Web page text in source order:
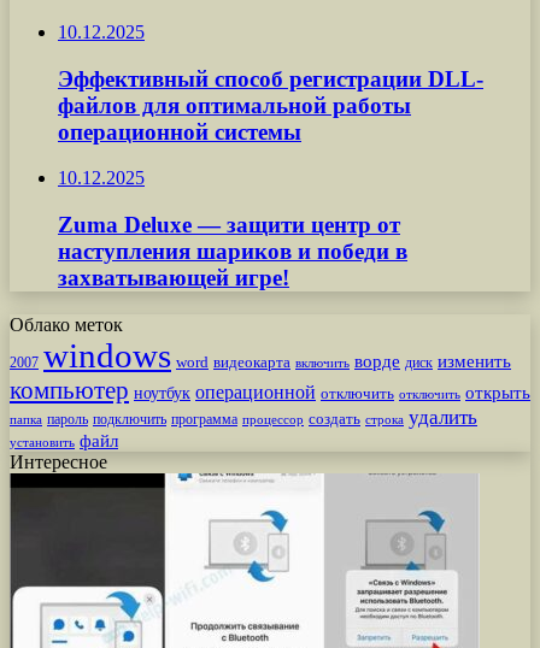
10.12.2025
Эффективный способ регистрации DLL-
файлов для оптимальной работы
операционной системы
10.12.2025
Zuma Deluxe — защити центр от
наступления шариков и победи в
захватывающей игре!
Облако меток
2007 windows word видеокарта включить ворде диск изменить
компьютер ноутбук операционной отключить отключить открыть
папка пароль подключить программа процессор создать строка удалить
установить файл
Интересное